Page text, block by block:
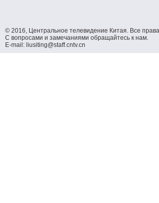
© 2016, Центральное телевидение Китая. Все
С вопросами и замечаниями обращайтесь к нам.
E-mail: liusiting@staff.cntv.cn